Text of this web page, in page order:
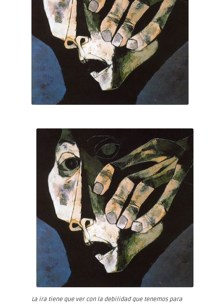
La ira tiene que ver con la debilidad que tenemos para